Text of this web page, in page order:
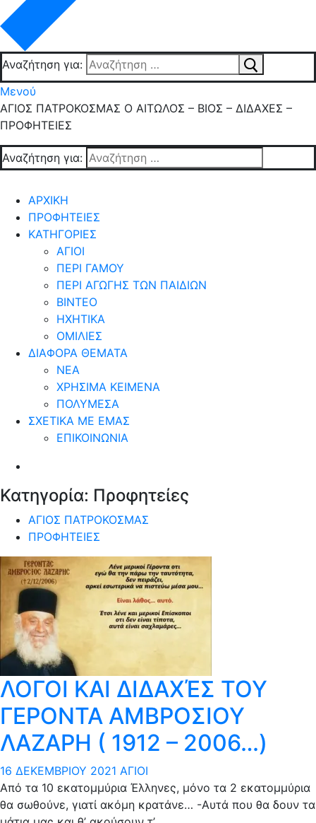
Αναζήτηση για:
Μενού
ΑΓΙΟΣ ΠΑΤΡΟΚΟΣΜΑΣ Ο ΑΙΤΩΛΟΣ – ΒΙΟΣ – ΔΙΔΑΧΕΣ –
ΠΡΟΦΗΤΕΙΕΣ
Αναζήτηση για:
ΑΡΧΙΚΗ
ΠΡΟΦΗΤΕΙΕΣ
ΚΑΤΗΓΟΡΙΕΣ
ΑΓΙΟΙ
ΠΕΡΙ ΓΑΜΟΥ
ΠΕΡΙ ΑΓΩΓΗΣ ΤΩΝ ΠΑΙΔΙΩΝ
ΒΙΝΤΕΟ
ΗΧΗΤΙΚΑ
ΟΜΙΛΙΕΣ
ΔΙΑΦΟΡΑ ΘΕΜΑΤΑ
ΝΕΑ
ΧΡΗΣΙΜΑ ΚΕΙΜΕΝΑ
ΠΟΛΥΜΕΣΑ
ΣΧΕΤΙΚΑ ΜΕ ΕΜΑΣ
ΕΠΙΚΟΙΝΩΝΙΑ
Κατηγορία: Προφητείες
ΆΓΙΟΣ ΠΑΤΡΟΚΟΣΜΆΣ
ΠΡΟΦΗΤΕΊΕΣ
ΛΟΓΟΙ ΚΑΙ ΔΙΔΑΧΈΣ ΤΟΥ
ΓΕΡΟΝΤΑ ΑΜΒΡΟΣΙΟΥ
ΛΑΖΑΡΗ ( 1912 – 2006…)
16 ΔΕΚΕΜΒΡΊΟΥ 2021 ΆΓΙΟΙ
Από τα 10 εκατομμύρια Έλληνες, μόνο τα 2 εκατομμύρια
θα σωθούνε, γιατί ακόμη κρατάνε… -Αυτά που θα δουν τα